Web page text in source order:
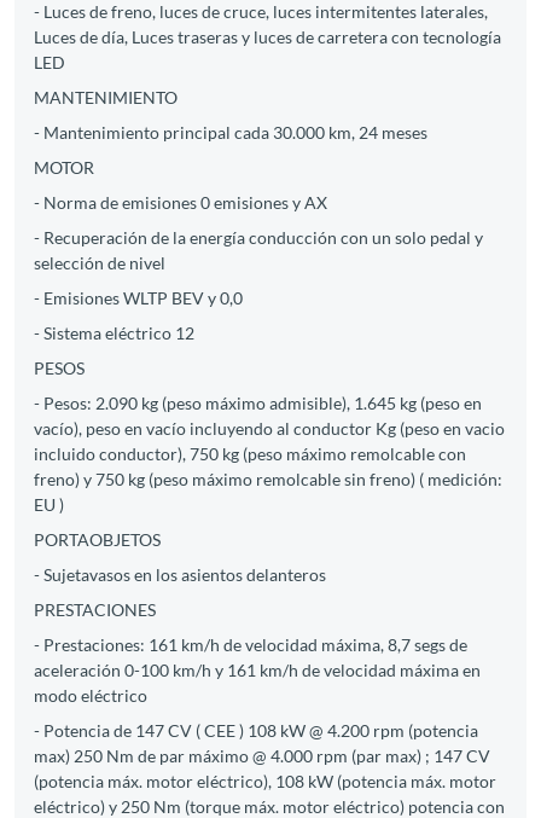
- Luces de freno, luces de cruce, luces intermitentes laterales,
Luces de día, Luces traseras y luces de carretera con tecnología
LED
MANTENIMIENTO
- Mantenimiento principal cada 30.000 km, 24 meses
MOTOR
- Norma de emisiones 0 emisiones y AX
- Recuperación de la energía conducción con un solo pedal y
selección de nivel
- Emisiones WLTP BEV y 0,0
- Sistema eléctrico 12
PESOS
- Pesos: 2.090 kg (peso máximo admisible), 1.645 kg (peso en
vacío), peso en vacío incluyendo al conductor Kg (peso en vacio
incluido conductor), 750 kg (peso máximo remolcable con
freno) y 750 kg (peso máximo remolcable sin freno) ( medición:
EU )
PORTAOBJETOS
- Sujetavasos en los asientos delanteros
PRESTACIONES
- Prestaciones: 161 km/h de velocidad máxima, 8,7 segs de
aceleración 0-100 km/h y 161 km/h de velocidad máxima en
modo eléctrico
- Potencia de 147 CV ( CEE ) 108 kW @ 4.200 rpm (potencia
max) 250 Nm de par máximo @ 4.000 rpm (par max) ; 147 CV
(potencia máx. motor eléctrico), 108 kW (potencia máx. motor
eléctrico) y 250 Nm (torque máx. motor eléctrico) potencia con